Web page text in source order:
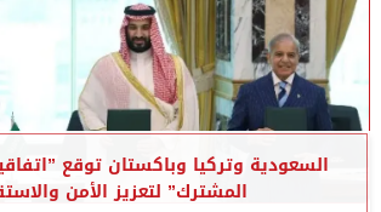
السعودية وتركيا وباكستان توقع
المشترك” لتعزيز الأمن